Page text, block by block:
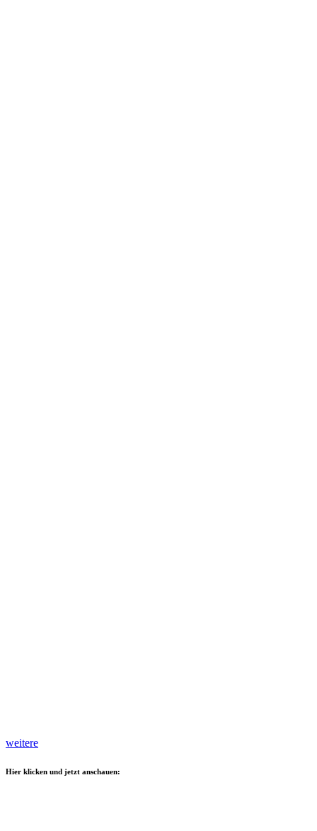
weitere
Hier klicken und jetzt anschauen: